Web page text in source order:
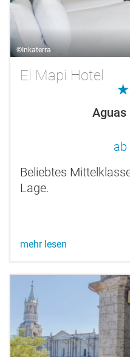
©Inkaterra
El Mapi Hotel
Aguas
ab
Beliebtes
Lage.
mehr lesen